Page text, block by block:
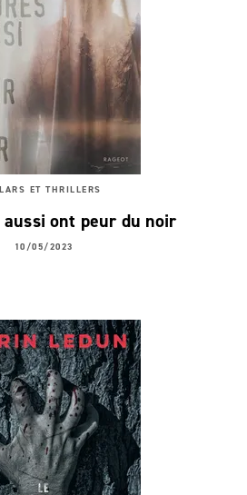
ET THRILLERS
aussi ont peur du noir
10/05/2023